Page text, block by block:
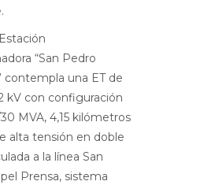
“San Pedro
contempla una ET de
kV con configuración
MVA, 4,15 kilómetros
alta tensión en doble
a la línea San
Prensa, sistema